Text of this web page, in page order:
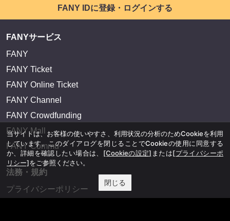
FANY IDに登録・ログインする
FANYサービス
FANY
FANY Ticket
FANY Online Ticket
FANY Channel
FANY Crowdfunding
FANY Mall
FANY Commu
法務・規約
プライバシーポリシー
当サイトは、お客様の使いやすさ、利用状況の分析のためCookieを利用
しています。このダイアログを閉じることでCookieの使用に同意する
か、詳細を確認したい場合は、 [Cookieの設定] または[プライバシーポ
リシー]をご参照ください。
閉じる